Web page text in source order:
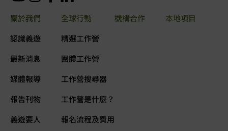
關於我們
認識義遊
最新消息
媒體報導
報告刊物
義遊要人
全球行動
精選工作營
團體工作營
工作營搜尋器
工作營是什麼？
報名流程及費用
本地項目
機構合作